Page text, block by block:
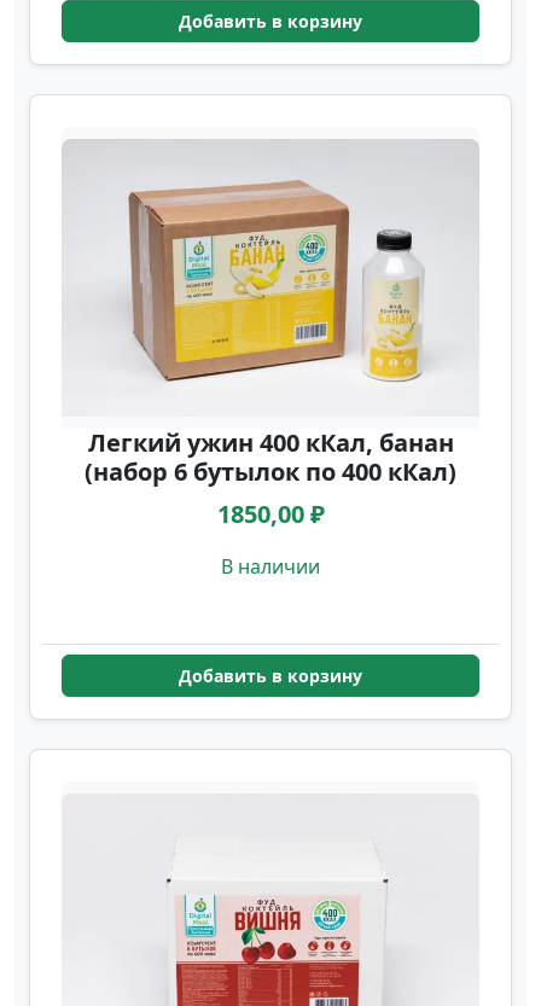
Добавить в корзину
Легкий ужин 400 кКал, банан
(набор 6 бутылок по 400 кКал)
1850,00 ₽
В наличии
Добавить в корзину